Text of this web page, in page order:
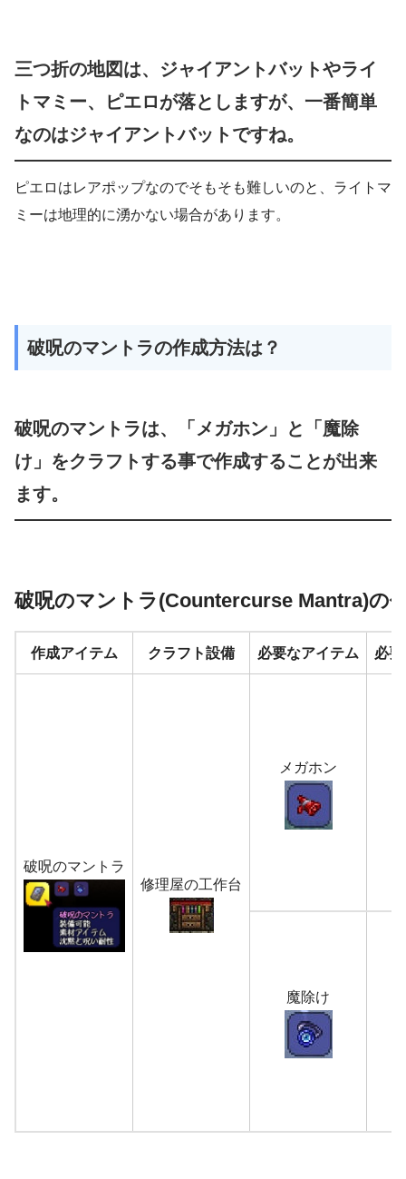
三つ折の地図は、ジャイアントバットやライ
トマミー、ピエロが落としますが、一番簡単
なのはジャイアントバットですね。
ピエロはレアポップなのでそもそも難しいのと、ライトマ
ミーは地理的に湧かない場合があります。
破呪のマントラの作成方法は？
破呪のマントラは、「メガホン」と「魔除
け」をクラフトする事で作成することが出来
ます。
破呪のマントラ(Countercurse Mantra)の
作成アイテム クラフト設備 必要なアイテム 必
破呪のマントラ
修理屋の工作台
メガホン
魔除け